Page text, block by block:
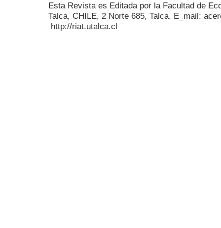
Esta Revista es Editada por la Facultad de
Talca, CHILE, 2 Norte 685, Talca. E_mail:
http://riat.utalca.cl